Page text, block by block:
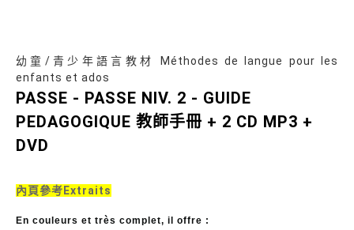
幼童/青少年語言教材 Méthodes de langue pour les
enfants et ados
PASSE - PASSE NIV. 2 - GUIDE
PEDAGOGIQUE 教師手冊 + 2 CD MP3 +
DVD
內頁參考Extraits
En couleurs et très complet, il offre :